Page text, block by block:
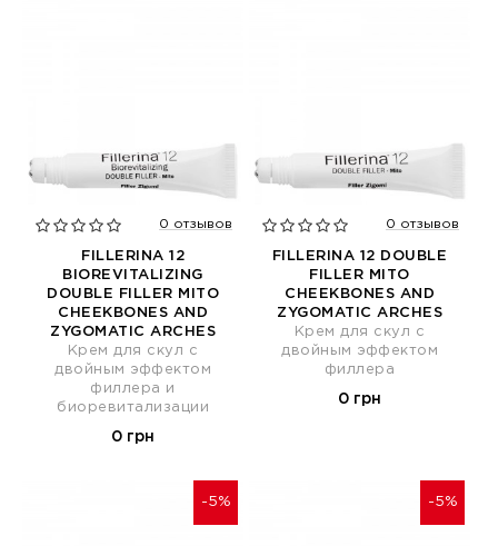
0 отзывов
FILLERINA 12
BIOREVITALIZING
DOUBLE FILLER MITO
CHEEKBONES AND
ZYGOMATIC ARCHES
Крем для скул с
двойным эффектом
филлера и
биоревитализации
0 грн
0 отзывов
FILLERINA 12 DOUBLE
FILLER MITO
CHEEKBONES AND
ZYGOMATIC ARCHES
Крем для скул с
двойным эффектом
филлера
0 грн
-5% -5%